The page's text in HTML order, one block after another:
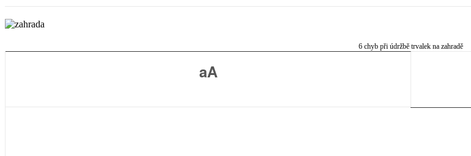
6 chyb při údržbě trvalek na zahradě
aA